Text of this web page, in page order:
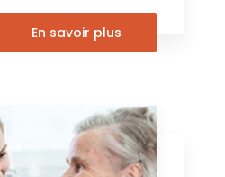
En savoir plus